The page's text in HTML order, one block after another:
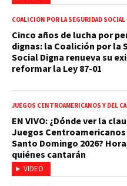
COALICIÓN POR LA SEGURIDAD
Cinco años de lucha por
dignas: la Coalición por la
Social Digna renueva su
reformar la Ley 87-01
VIDEO
JUEGOS CENTROAMERICANOS Y DEL
EN VIVO: ¿Dónde ver la
Juegos Centroamericanos
Santo Domingo 2026?
quiénes cantarán